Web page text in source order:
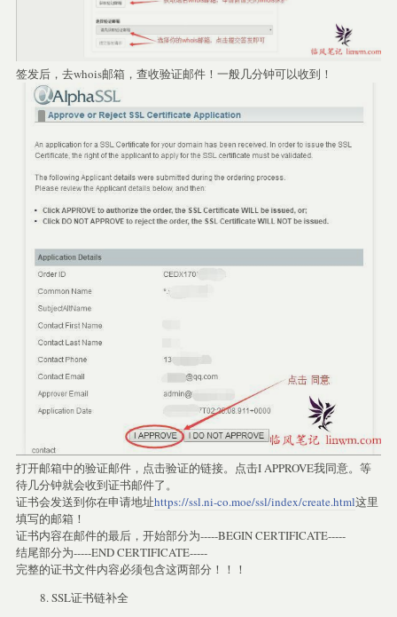
签发后，去whois邮箱，查收验证邮件！一般几分钟可以收到！
打开邮箱中的验证邮件，点击验证的链接。点击I APPROVE我同意。等
待几分钟就会收到证书邮件了。
证书会发送到你在申请地址https://ssl.ni-co.moe/ssl/index/create.html这里
填写的邮箱！
证书内容在邮件的最后，开始部分为-----BEGIN CERTIFICATE-----
结尾部分为-----END CERTIFICATE-----
完整的证书文件内容必须包含这两部分！！！
SSL证书链补全